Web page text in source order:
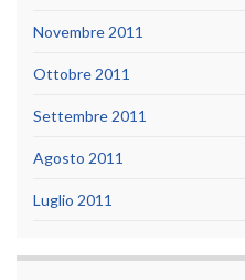
Novembre 2011
Ottobre 2011
Settembre 2011
Agosto 2011
Luglio 2011